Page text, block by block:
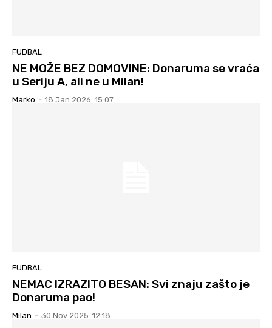
FUDBAL
NE MOŽE BEZ DOMOVINE: Donaruma se vraća
u Seriju A, ali ne u Milan!
Marko - 18 Jan 2026. 15:07
FUDBAL
NEMAC IZRAZITO BESAN: Svi znaju zašto je
Donaruma pao!
Milan - 30 Nov 2025. 12:18